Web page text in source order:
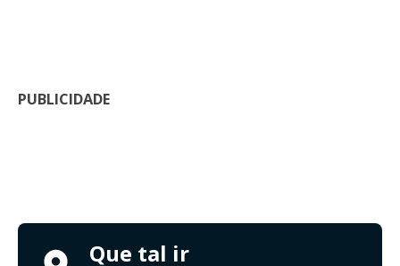
PUBLICIDADE
Que tal ir